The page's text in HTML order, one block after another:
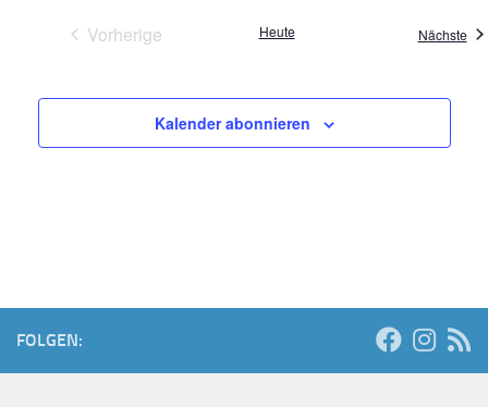
Vorherige
Heute Nächste
Kalender abonnieren
FOLGEN: